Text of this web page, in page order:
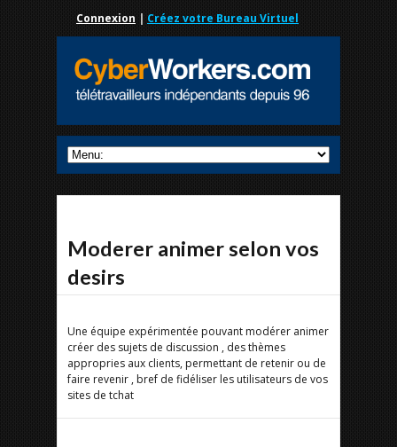
Connexion | Créez votre Bureau Virtuel
Moderer animer selon vos
desirs
Une équipe expérimentée pouvant modérer animer
créer des sujets de discussion , des thèmes
appropries aux clients, permettant de retenir ou de
faire revenir , bref de fidéliser les utilisateurs de vos
sites de tchat